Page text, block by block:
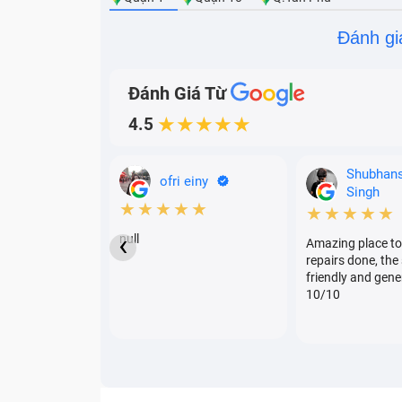
Thông
Đánh
Đánh Giá Từ
4.5 ★★★★★
ofri einy
★★★★★
null
Singh
★★★★★
Amazing place
repairs done,
friendly and
10/10
‹